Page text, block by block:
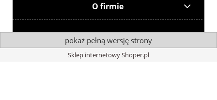
O firmie
pokaż pełną wersję strony
Sklep internetowy Shoper.pl